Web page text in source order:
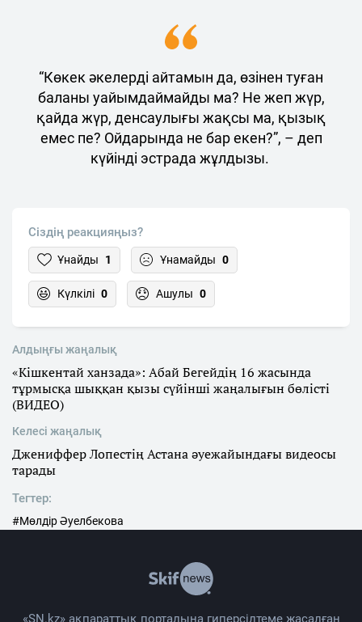
“Көкек әкелерді айтамын да, өзінен туған
баланы уайымдаймайды ма? Не жеп жүр,
қайда жүр, денсаулығы жақсы ма, қызық
емес пе? Ойдарында не бар екен?”, – деп
күйінді эстрада жұлдызы.
Сіздің реакцияңыз?
Ұнайды 1 Ұнамайды 0
Күлкілі 0 Ашулы 0
Алдыңғы жаңалық
«Кішкентай ханзада»: Абай Бегейдің 16 жасында
тұрмысқа шыққан қызы сүйінші жаңалығын бөлісті
(ВИДЕО)
Келесі жаңалық
Джениффер Лопестің Астана әуежайындағы видеосы
тарады
Тегтер:
#Мөлдір Әуелбекова
«SN.kz» ақпараттық порталына гиперсілтеме жасалған